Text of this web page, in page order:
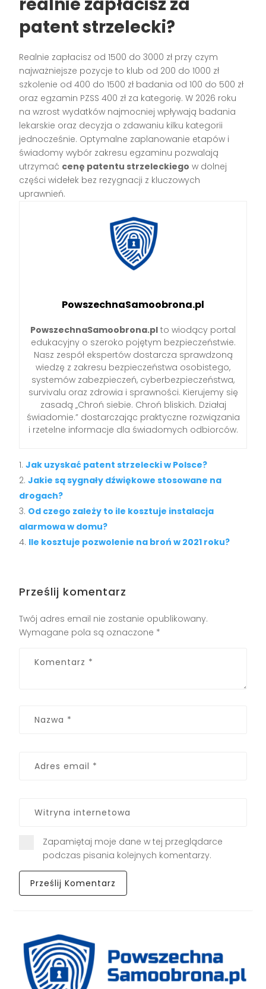
realnie zapłacisz za
patent strzelecki?
Realnie zapłacisz od 1500 do 3000 zł przy czym
najważniejsze pozycje to klub od 200 do 1000 zł
szkolenie od 400 do 1500 zł badania od 100 do 500 zł
oraz egzamin PZSS 400 zł za kategorię. W 2026 roku
na wzrost wydatków najmocniej wpływają badania
lekarskie oraz decyzja o zdawaniu kilku kategorii
jednocześnie. Optymalne zaplanowanie etapów i
świadomy wybór zakresu egzaminu pozwalają
utrzymać cenę patentu strzeleckiego w dolnej
części widełek bez rezygnacji z kluczowych
uprawnień.
PowszechnaSamoobrona.pl
PowszechnaSamoobrona.pl to wiodący portal
edukacyjny o szeroko pojętym bezpieczeństwie.
Nasz zespół ekspertów dostarcza sprawdzoną
wiedzę z zakresu bezpieczeństwa osobistego,
systemów zabezpieczeń, cyberbezpieczeństwa,
survivalu oraz zdrowia i sprawności. Kierujemy się
zasadą „Chroń siebie. Chroń bliskich. Działaj
świadomie.” dostarczając praktyczne rozwiązania
i rzetelne informacje dla świadomych odbiorców.
Jak uzyskać patent strzelecki w Polsce?
Jakie są sygnały dźwiękowe stosowane na
drogach?
Od czego zależy to ile kosztuje instalacja
alarmowa w domu?
Ile kosztuje pozwolenie na broń w 2021 roku?
Prześlij komentarz
Twój adres email nie zostanie opublikowany.
Wymagane pola są oznaczone *
Zapamiętaj moje dane w tej przeglądarce
podczas pisania kolejnych komentarzy.